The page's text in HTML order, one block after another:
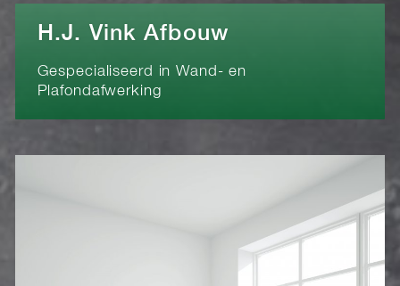
H.J. Vink Afbouw
Gespecialiseerd in Wand- en
Plafondafwerking